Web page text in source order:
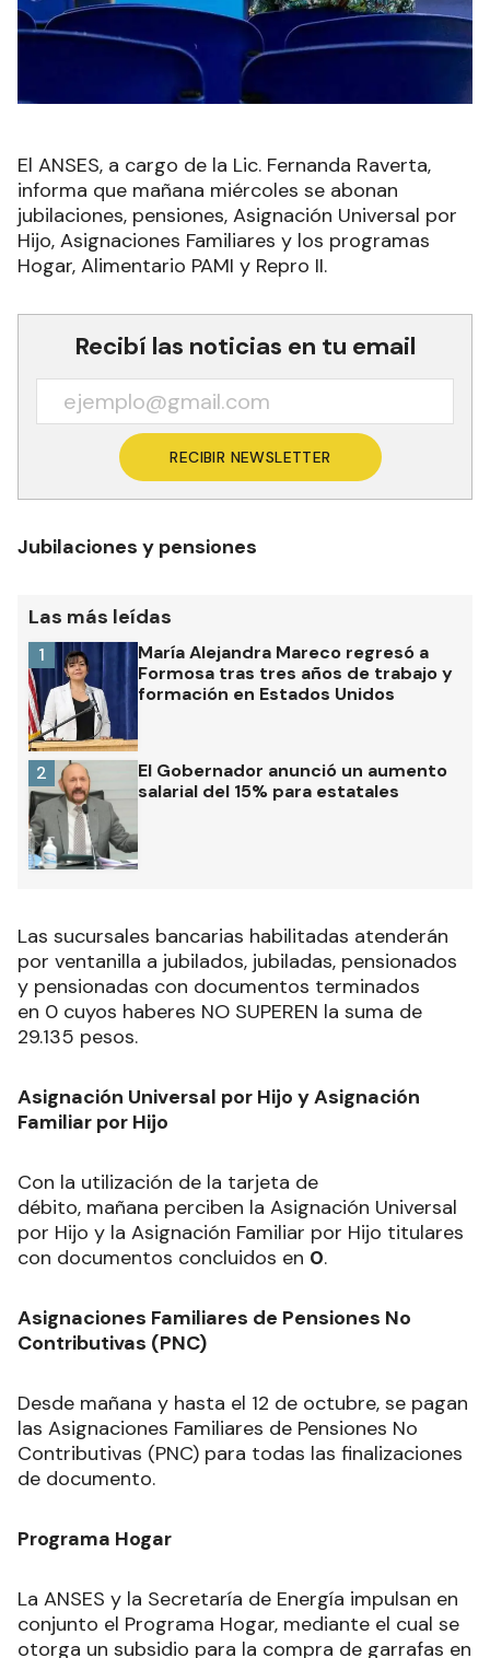
El ANSES, a cargo de la Lic. Fernanda Raverta,
informa que mañana miércoles se abonan
jubilaciones, pensiones, Asignación Universal por
Hijo, Asignaciones Familiares y los programas
Hogar, Alimentario PAMI y Repro II.
Recibí las noticias en tu email
RECIBIR NEWSLETTER
Jubilaciones y pensiones
Las más leídas
María Alejandra Mareco regresó a
Formosa tras tres años de trabajo y
formación en Estados Unidos
1
El Gobernador anunció un aumento
salarial del 15% para estatales
2
Las sucursales bancarias habilitadas atenderán
por ventanilla a jubilados, jubiladas, pensionados
y pensionadas con documentos terminados
en 0 cuyos haberes NO SUPEREN la suma de
29.135 pesos.
Asignación Universal por Hijo y Asignación
Familiar por Hijo
Con la utilización de la tarjeta de
débito, mañana perciben la Asignación Universal
por Hijo y la Asignación Familiar por Hijo titulares
con documentos concluidos en 0.
Asignaciones Familiares de Pensiones No
Contributivas (PNC)
Desde mañana y hasta el 12 de octubre, se pagan
las Asignaciones Familiares de Pensiones No
Contributivas (PNC) para todas las finalizaciones
de documento.
Programa Hogar
La ANSES y la Secretaría de Energía impulsan en
conjunto el Programa Hogar, mediante el cual se
otorga un subsidio para la compra de garrafas en